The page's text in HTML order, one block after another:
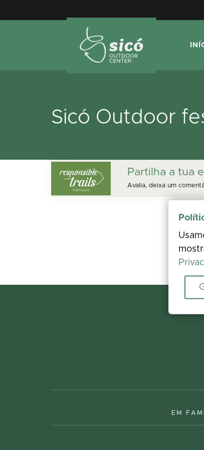
Sicó Outdoor
Partilha a tua
Avalia, deixa um
EM